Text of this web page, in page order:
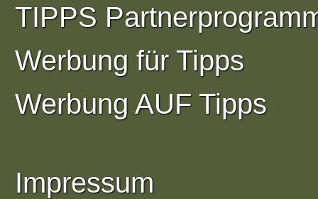
TIPPS
Werbung für Tipps
Werbung AUF Tipps
Impressum